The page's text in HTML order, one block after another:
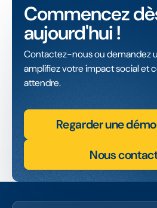
Commencez
aujourd'hui !
Contactez-nous ou demandez
amplifiez votre impact social et
attendre.
Regarder une
Nous